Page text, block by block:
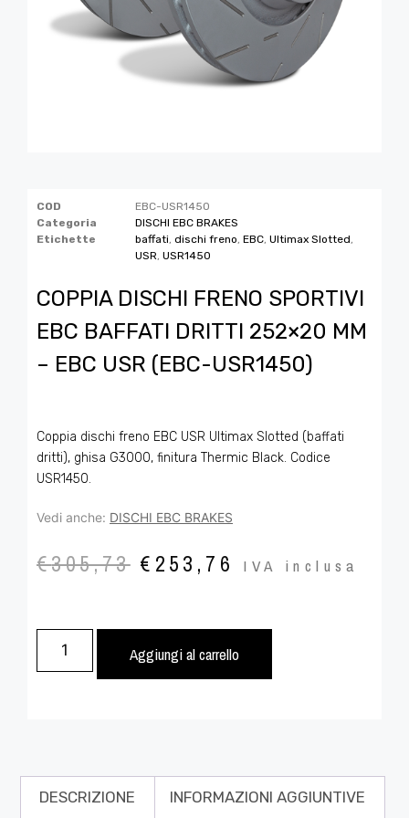
COD
EBC-USR1450
Categoria
DISCHI EBC BRAKES
Etichette
baffati dischi freno EBC Ultimax Slotted
USR USR1450
COPPIA DISCHI FRENO SPORTIVI
EBC BAFFATI DRITTI 252×20 MM
– EBC USR (EBC-USR1450)
Coppia dischi freno EBC USR Ultimax Slotted (baffati
dritti), ghisa G3000, finitura Thermic Black. Codice
USR1450.
Vedi anche: DISCHI EBC BRAKES
€305,73 € 253,76 IVA inclusa
Aggiungi al carrello
DESCRIZIONE INFORMAZIONI AGGIUNTIVE